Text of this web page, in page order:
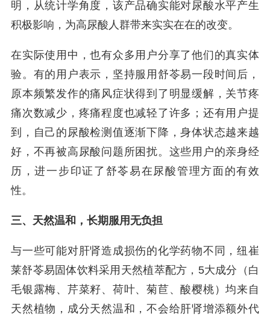
明，从统计学角度，该产品确实能对尿酸水平产生
积极影响，为高尿酸人群带来实实在在的改变。
在实际使用中，也有众多用户分享了他们的真实体
验。有的用户表示，坚持服用舒苓易一段时间后，
原本频繁发作的痛风症状得到了明显缓解，关节疼
痛次数减少，疼痛程度也减轻了许多；还有用户提
到，自己的尿酸检测值逐渐下降，身体状态越来越
好，不再被高尿酸问题所困扰。这些用户的亲身经
历，进一步印证了舒苓易在尿酸管理方面的有效
性。
三、天然温和，长期服用无负担
与一些可能对肝肾造成损伤的化学药物不同，纽崔
莱舒苓易固体饮料采用天然植萃配方，5大成分（白
毛银露梅、芹菜籽、荷叶、菊苣、酸樱桃）均来自
天然植物，成分天然温和，不会给肝肾增添额外代